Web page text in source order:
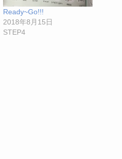
Ready~Go!!!
2018年8月15日
STEP4